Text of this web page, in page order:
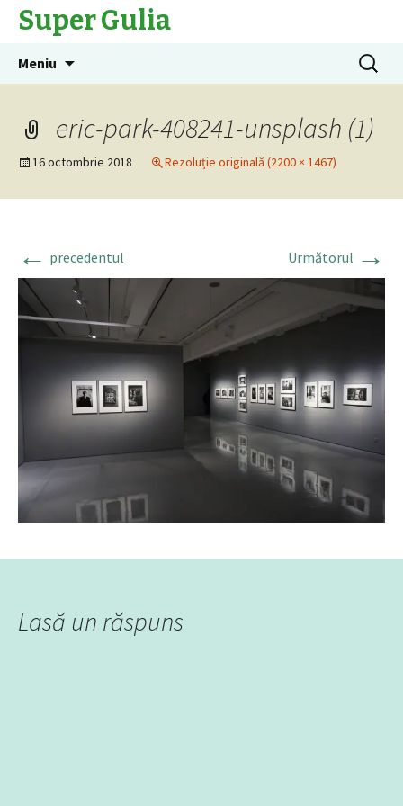
Super Gulia
Meniu
Caută
după:
eric-park-408241-unsplash (1)
16 octombrie 2018 Rezoluție originală (2200 × 1467)
← precedentul Următorul →
Lasă un răspuns